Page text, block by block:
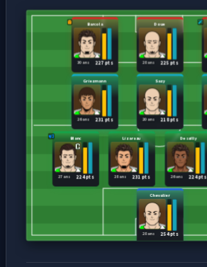
Chevalier
254 pts
28 ans
Blanc
224 pts
27 ans
Lizarazu
231 pts
28 ans
Desailly
224 pts
26 ans
Griezmann
231 pts
26 ans
Sazy
218 pts
20 ans
Barcola
227 pts
30 ans
Doue
225 pts
28 ans